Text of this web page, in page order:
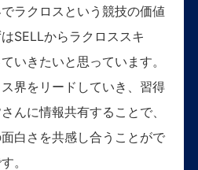
ラクロスという競技の価値
SELLからラクロススキ
いきたいと思っています。
界をリードしていき、習得
んに情報共有することで、
白さを共感し合うことがで
。